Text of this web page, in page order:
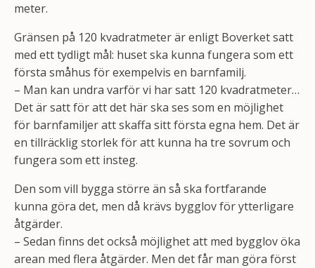
meter.
Gränsen på 120 kvadratmeter är enligt Boverket satt
med ett tydligt mål: huset ska kunna fungera som ett
första småhus för exempelvis en barnfamilj.
– Man kan undra varför vi har satt 120 kvadratmeter…
Det är satt för att det här ska ses som en möjlighet
för barnfamiljer att skaffa sitt första egna hem. Det är
en tillräcklig storlek för att kunna ha tre sovrum och
fungera som ett insteg.
Den som vill bygga större än så ska fortfarande
kunna göra det, men då krävs bygglov för ytterligare
åtgärder.
– Sedan finns det också möjlighet att med bygglov öka
arean med flera åtgärder. Men det får man göra först